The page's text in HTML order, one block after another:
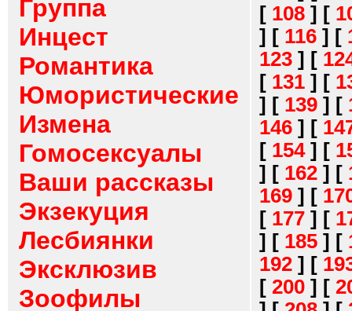
Группа
Инцест
Романтика
Юмористические
Измена
Гомосексуалы
Ваши рассказы
Экзекуция
Лесбиянки
Эксклюзив
Зоофилы
[ 108 ] [
] [ 116 ] [
123 ] [
[ 131 ] [
] [ 139 ] [
146 ] [
[ 154] [
] [ 162 ] [
169 ] [
[ 177 ] [
] [ 185 ] [
192 ] [
[ 200 ] [